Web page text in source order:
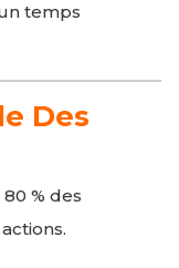
temps
Des
% des